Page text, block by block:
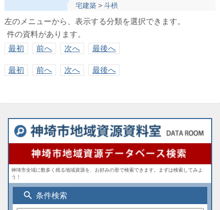
宅建築> 斗栱
左のメニューから、表示する分類を選択できます。
件の資料があります。
最初
前へ 次へ 最後へ
最初 前へ 次へ 最後へ
神埼市全域に数多く残る地域資源を、お好みの形で検索できます。まずは検索してみよ
う！
search 条件検索